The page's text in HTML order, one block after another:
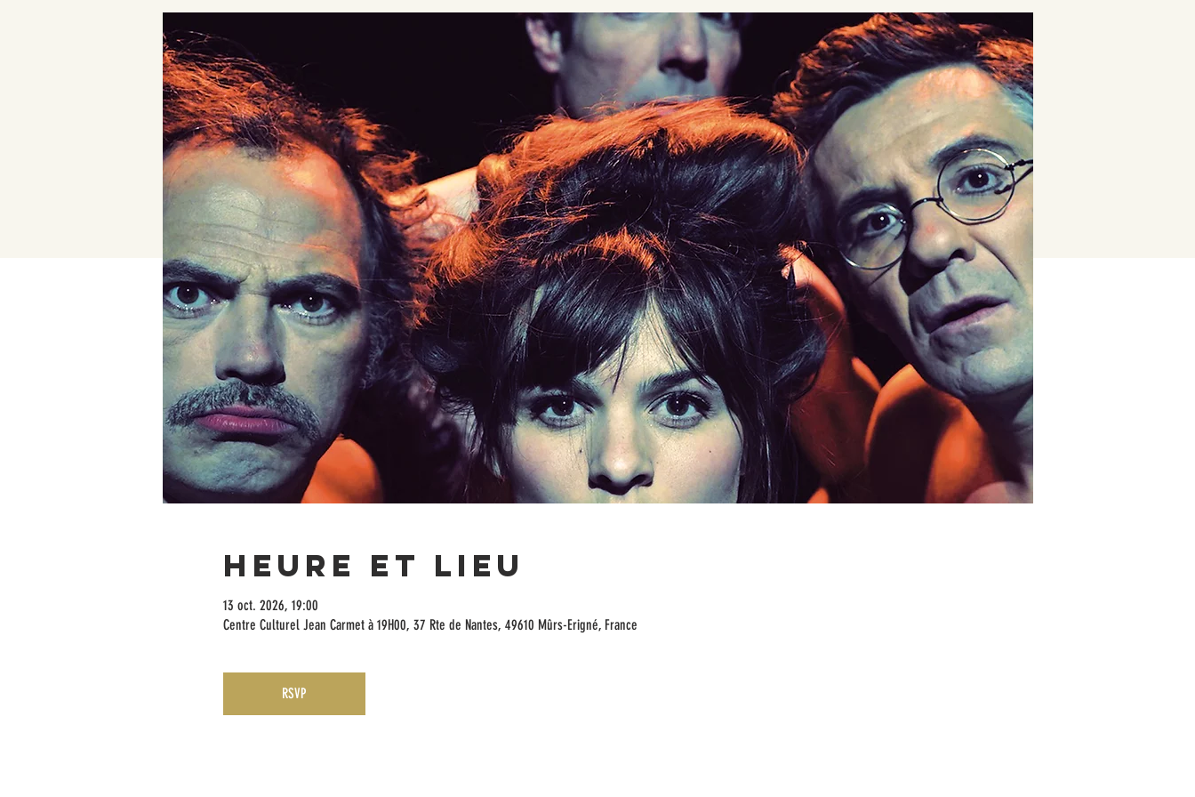
Heure et lieu
13 oct. 2026, 19:00
Centre Culturel Jean Carmet à 19H00, 37 Rte de Nantes, 49610 Mûrs-Erigné, France
RSVP